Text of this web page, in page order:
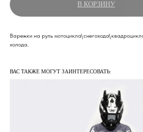
В КОРЗИНУ
Варежки на руль
холода.
ВАС ТАКЖЕ МОГУТ ЗАИНТЕРЕСОВАТЬ: